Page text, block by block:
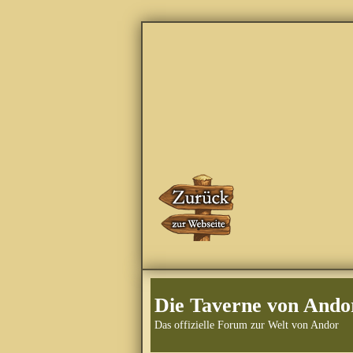
Die Taverne von
Das offizielle Forum zur Welt von Andor